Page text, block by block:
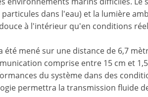
particules dans l'eau) et la lumière
à l'intérieur qu'en conditions
été mené sur une distance de 6,7
comprise entre 15 cm et
du système dans des
permettra la transmission fluide